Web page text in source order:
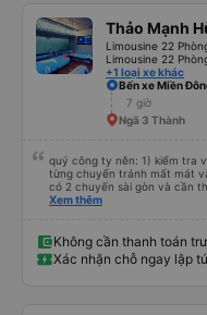
Thảo Mạnh
Limousine 22
Limousine 22
+1 loại xe khác
Bến xe Miền
7 giờ
Ngã 3 Thành
quý công ty nên: 1) kiểm tra và dán tem hành lý cho khách theo màu của
từng chuyến tránh mất mát
có 2 chuyến sài gòn và cần thơ
thân thiết của quý công ty
thì chắc chắn quy công ty là
nhơn. rất cảm ơn quý anh chị em cty cũng như chị Thảo đã lắng nghe và
tiếp nhận. " khách hàng thân
Xem thêm
Không cần thanh toán
Xác nhận chỗ ngay lập